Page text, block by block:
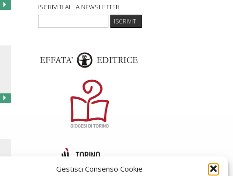
Gestisci Consenso Cookie
ISCRIVITI ALLA NEWSLETTER